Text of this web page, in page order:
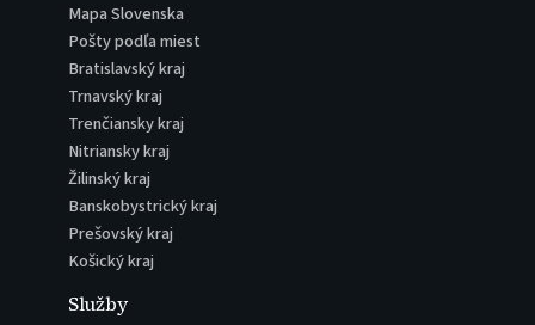
Mapa Slovenska
Pošty podľa miest
Bratislavský kraj
Trnavský kraj
Trenčiansky kraj
Nitriansky kraj
Žilinský kraj
Banskobystrický kraj
Prešovský kraj
Košický kraj
Služby